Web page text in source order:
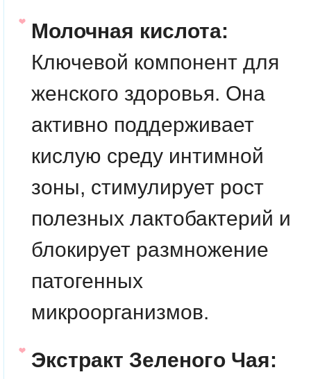
Молочная кислота:
Ключевой компонент для
женского здоровья. Она
активно поддерживает
кислую среду интимной
зоны, стимулирует рост
полезных лактобактерий и
блокирует размножение
патогенных
микроорганизмов.
Экстракт Зеленого Чая: